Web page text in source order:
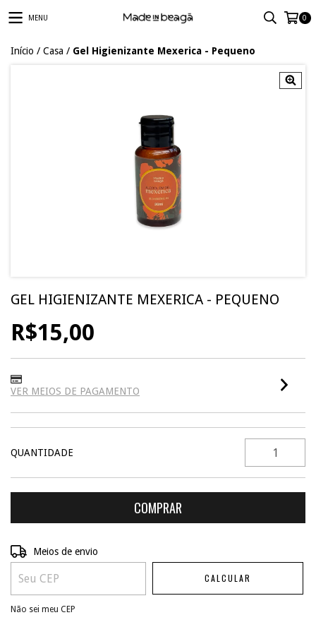
MENU 0
Início / Casa / Gel Higienizante Mexerica - Pequeno
GEL HIGIENIZANTE MEXERICA - PEQUENO
R$15,00
VER MEIOS DE PAGAMENTO
QUANTIDADE
Entregas para o CEP:
Meios de envio
CALCULAR
Não sei meu CEP